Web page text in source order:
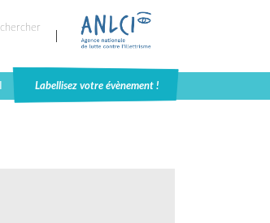
Labellisez votre évènement !